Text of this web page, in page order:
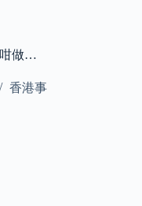
咁做…
香港事